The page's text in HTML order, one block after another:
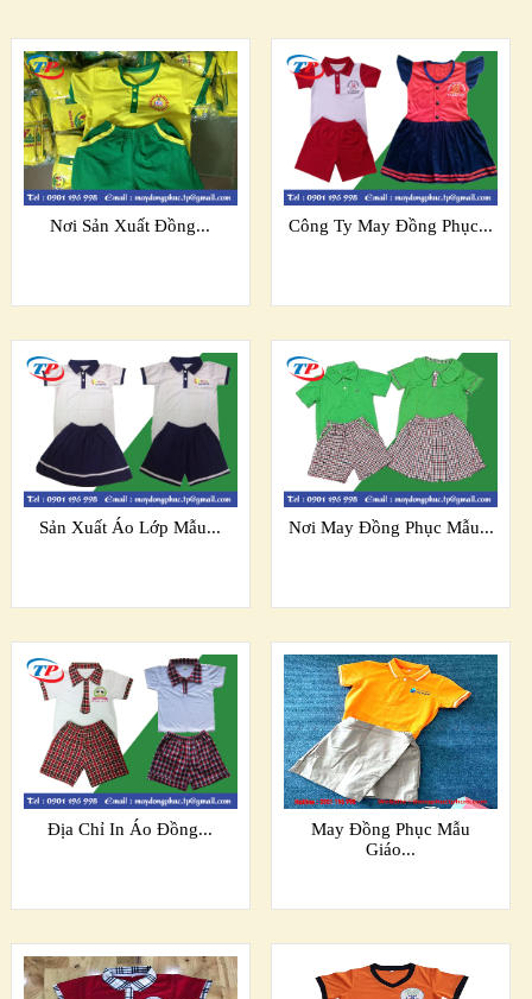
Nơi Sản Xuất Đồng... Công Ty May Đồng Phục...
Sản Xuất Áo Lớp Mẫu... Nơi May Đồng Phục Mẫu...
Địa Chỉ In Áo Đồng...
May Đồng Phục Mẫu
Giáo...